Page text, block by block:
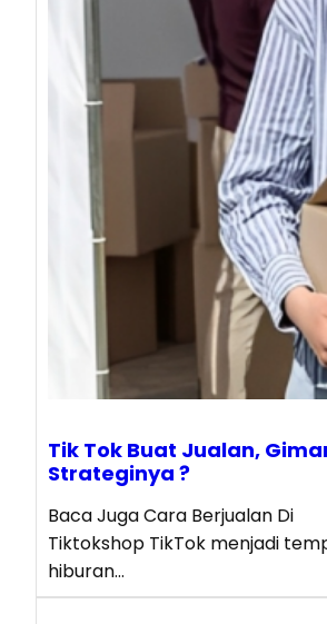
Tik Tok Buat Jualan,
Strateginya ?
Baca Juga Cara Berjualan Di
Tiktokshop TikTok menjadi
hiburan…